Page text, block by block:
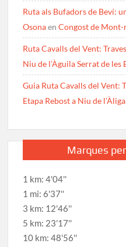
Ruta als Bufadors de Beví:
OsonaenCongost de Mont-
Ruta Cavalls del Vent:
Niu de l’Àguila Serrat de les
Guia Ruta Cavalls del Vent:
Etapa Rebost a Niu de
Marques
1 km: 4'04''
1 mi: 6'37''
3 km: 12'46''
5 km: 23'17''
10 km: 48'56''